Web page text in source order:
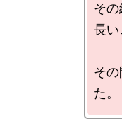
その
長
そ